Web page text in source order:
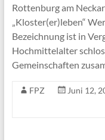
Rottenburg am
„Kloster(er)leben“
Bezeichnung ist in
Hochmittelalter
Gemeinschaften
FPZ Juni 12,